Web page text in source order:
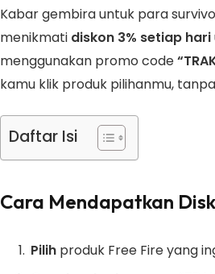
Kabar gembira untuk para
menikmati diskon 3% setiap hari
menggunakan promo code
kamu klik produk pilihanmu,
Daftar Isi
Cara Mendapatkan
Pilih produk Free Fire yang